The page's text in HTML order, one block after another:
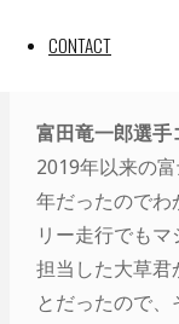
CONTACT
富田竜一郎選手
2019年以来の
年だったのでわ
リー走行でも
担当した大草君
とだったので